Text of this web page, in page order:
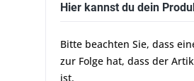
Hier kannst du dein
Bitte beachten Sie, dass
zur Folge hat, dass der
ist.